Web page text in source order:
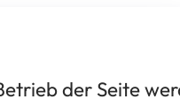
der Seite